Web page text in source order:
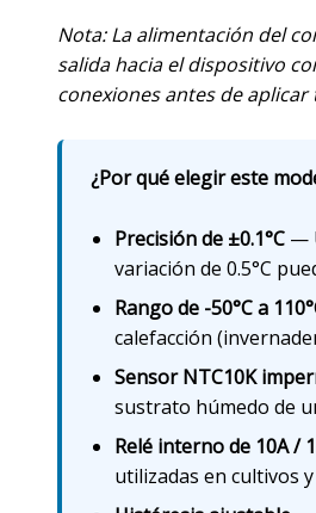
Nota: La alimentación del
salida hacia el dispositivo
conexiones antes de aplicar
¿Por qué elegir este
Precisión de ±0.1°C—
variación de 0.5°C
Rango de -50°C a
calefacción
Sensor NTC10K
sustrato húmedo de
Relé interno de 10A /
utilizadas en cultivos